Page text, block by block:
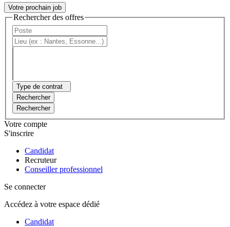
Votre prochain job
Rechercher des offres
Type de contrat
Rechercher
Rechercher
Votre compte
S'inscrire
Candidat
Recruteur
Conseiller professionnel
Se connecter
Accédez à votre espace dédié
Candidat